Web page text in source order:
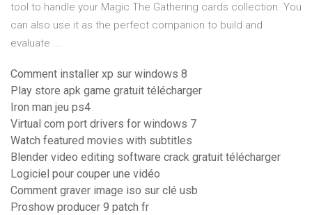
tool to handle your Magic The Gathering cards collection. You
can also use it as the perfect companion to build and
evaluate ...
Comment installer xp sur windows 8
Play store apk game gratuit télécharger
Iron man jeu ps4
Virtual com port drivers for windows 7
Watch featured movies with subtitles
Blender video editing software crack gratuit télécharger
Logiciel pour couper une vidéo
Comment graver image iso sur clé usb
Proshow producer 9 patch fr